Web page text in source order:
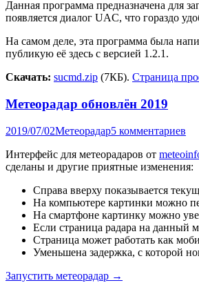
Данная программа предназначена для
появляется диалог UAC, что гораздо
На самом деле, эта программа была
публикую её здесь с версией 1.2.1.
Скачать: sucmd.zip (7КБ). Страница
Метеорадар обновлён 2019
2019/07/02Метеорадар5 комментариев
Интерфейс для метеорадаров от
сделаны и другие приятные изменения:
Справа вверху показывается
На компьютере картинки можно
На смартфоне картинку можно
Если страница радара на данный
Страница может работать как
Уменьшена задержка, с которой
Запустить метеорадар →